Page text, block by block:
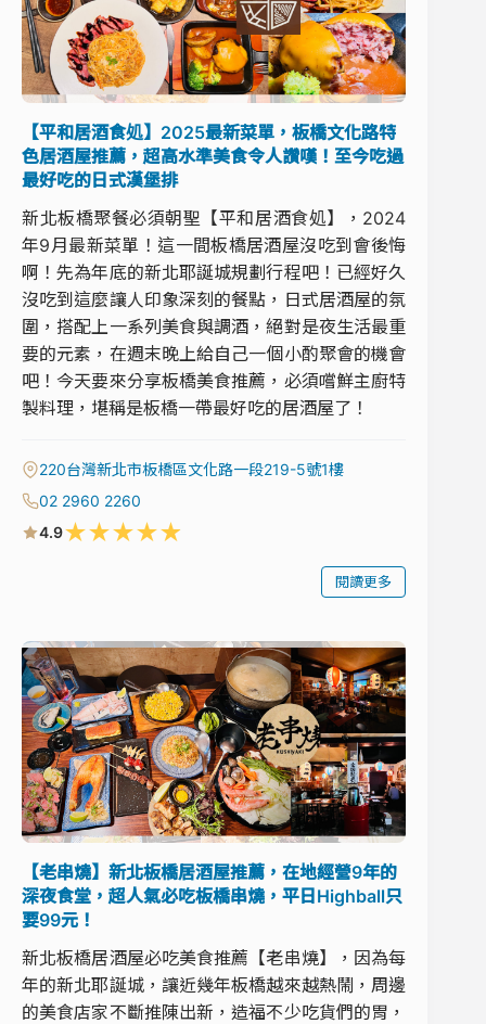
【平和居酒食処】2025最新菜單，板橋文化路特
色居酒屋推薦，超高水準美食令人讚嘆！至今吃過
最好吃的日式漢堡排
新北板橋聚餐必須朝聖【平和居酒食処】，2024
年9月最新菜單！這一間板橋居酒屋沒吃到會後悔
啊！先為年底的新北耶誕城規劃行程吧！已經好久
沒吃到這麼讓人印象深刻的餐點，日式居酒屋的氛
圍，搭配上一系列美食與調酒，絕對是夜生活最重
要的元素，在週末晚上給自己一個小酌聚會的機會
吧！今天要來分享板橋美食推薦，必須嚐鮮主廚特
製料理，堪稱是板橋一帶最好吃的居酒屋了！
220台灣新北市板橋區文化路一段219-5號1樓
02 2960 2260
4.9★★★★★
閱讀更多
【老串燒】新北板橋居酒屋推薦，在地經營9年的
深夜食堂，超人氣必吃板橋串燒，平日Highball只
要99元！
新北板橋居酒屋必吃美食推薦【老串燒】，因為每
年的新北耶誕城，讓近幾年板橋越來越熱鬧，周邊
的美食店家不斷推陳出新，造福不少吃貨們的胃，